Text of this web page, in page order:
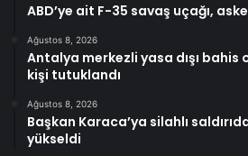
ABD’ye ait F-35 savaş uçağı,
Ağustos 8, 2026
Antalya merkezli yasa dışı bahis
kişi tutuklandı
Ağustos 8, 2026
Başkan Karaca’ya silahlı
yükseldi